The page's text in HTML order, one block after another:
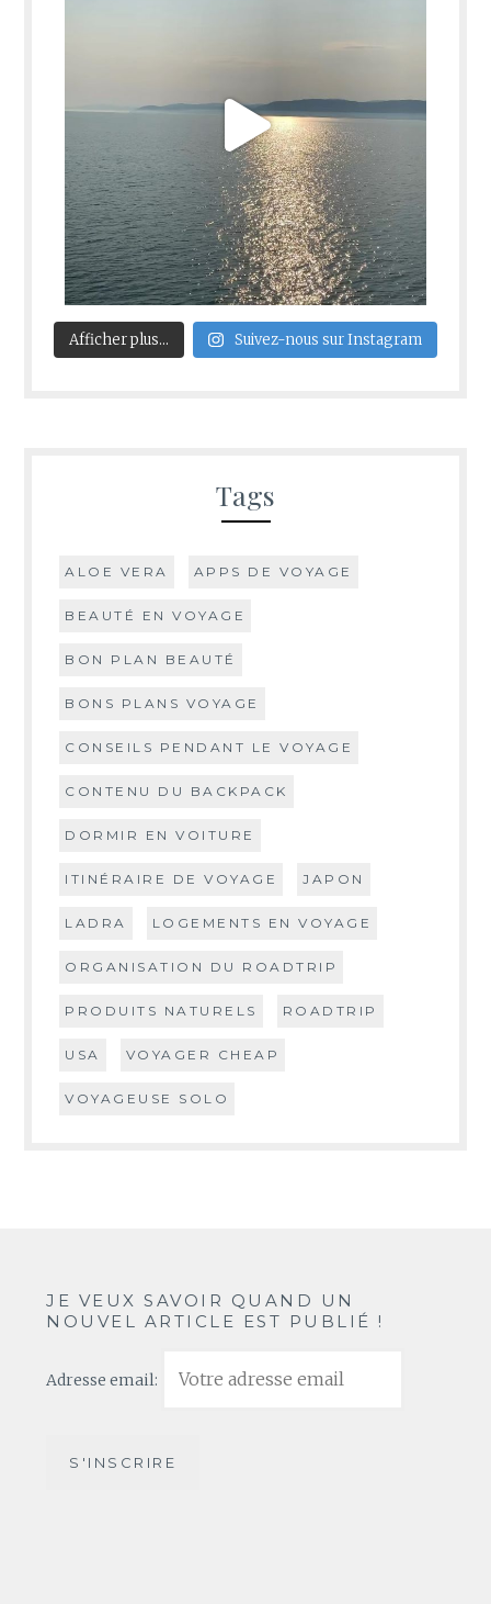
Afficher plus... Suivez-nous sur Instagram
Tags
ALOE VERA APPS DE VOYAGE
BEAUTÉ EN VOYAGE
BON PLAN BEAUTÉ
BONS PLANS VOYAGE
CONSEILS PENDANT LE VOYAGE
CONTENU DU BACKPACK
DORMIR EN VOITURE
ITINÉRAIRE DE VOYAGE JAPON
LADRA LOGEMENTS EN VOYAGE
ORGANISATION DU ROADTRIP
PRODUITS NATURELS ROADTRIP
USA VOYAGER CHEAP
VOYAGEUSE SOLO
JE VEUX SAVOIR QUAND UN
NOUVEL ARTICLE EST PUBLIÉ !
Adresse email: